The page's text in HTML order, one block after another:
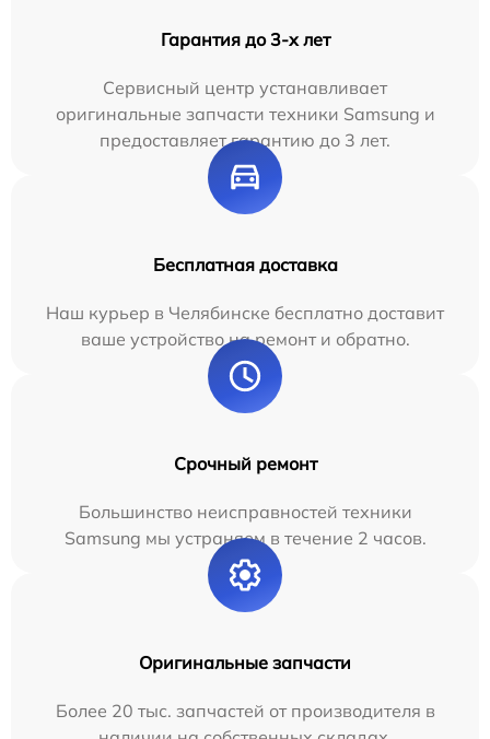
Гарантия до 3-х лет
Сервисный центр устанавливает
оригинальные запчасти техники Samsung и
предоставляет гарантию до 3 лет.
Бесплатная доставка
Наш курьер в Челябинске бесплатно доставит
ваше устройство на ремонт и обратно.
Срочный ремонт
Большинство неисправностей техники
Samsung мы устраняем в течение 2 часов.
Оригинальные запчасти
Более 20 тыс. запчастей от производителя в